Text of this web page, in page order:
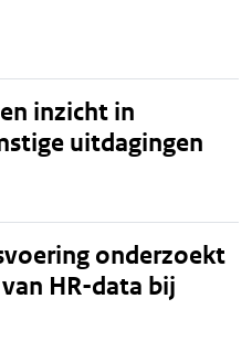
inzicht in
uitdagingen
onderzoekt
HR-data bij